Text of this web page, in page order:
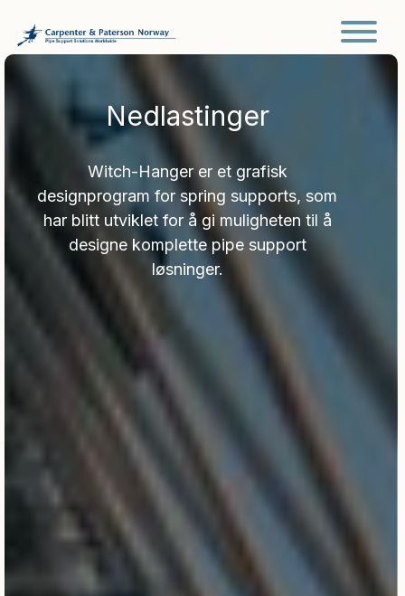
Main Navigation
Nedlastinger
Witch-Hanger er et grafisk
designprogram for spring supports, som
har blitt utviklet for å gi muligheten til å
designe komplette pipe support
løsninger.